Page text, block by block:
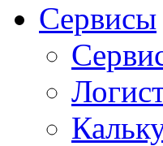
Сервисы